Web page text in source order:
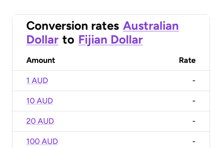
Conversion rates Australian
Dollar to Fijian Dollar
Amount Rate
1 AUD -
10 AUD -
20 AUD -
100 AUD -